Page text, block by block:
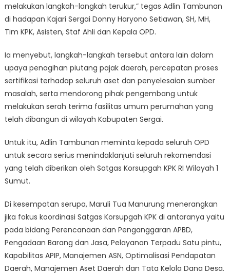
melakukan langkah-langkah terukur,” tegas Adlin Tambunan
di hadapan Kajari Sergai Donny Haryono Setiawan, SH, MH,
Tim KPK, Asisten, Staf Ahli dan Kepala OPD.
Ia menyebut, langkah-langkah tersebut antara lain dalam
upaya penagihan piutang pajak daerah, percepatan proses
sertifikasi terhadap seluruh aset dan penyelesaian sumber
masalah, serta mendorong pihak pengembang untuk
melakukan serah terima fasilitas umum perumahan yang
telah dibangun di wilayah Kabupaten Sergai.
Untuk itu, Adlin Tambunan meminta kepada seluruh OPD
untuk secara serius menindaklanjuti seluruh rekomendasi
yang telah diberikan oleh Satgas Korsupgah KPK RI Wilayah 1
Sumut.
Di kesempatan serupa, Maruli Tua Manurung menerangkan
jika fokus koordinasi Satgas Korsupgah KPK di antaranya yaitu
pada bidang Perencanaan dan Penganggaran APBD,
Pengadaan Barang dan Jasa, Pelayanan Terpadu Satu pintu,
Kapabilitas APIP, Manajemen ASN, Optimalisasi Pendapatan
Daerah, Manajemen Aset Daerah dan Tata Kelola Dana Desa.